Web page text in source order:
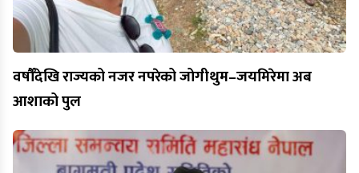
वर्षौँदेखि राज्यको नजर नपरेको जोगीथुम–जयमिरेमा अब
आशाको पुल